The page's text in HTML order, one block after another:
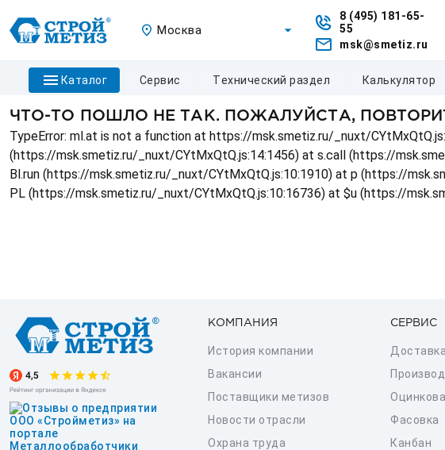
Москва
8 (495) 181-65-
55
msk@smetiz.ru
каталог сервис технический раздел калькулятор
ЧТО-ТО ПОШЛО НЕ ТАК. ПОЖАЛУЙСТА,
TypeError: ml.at is not a function at https://msk.smetiz.ru/_nuxt/
(https://msk.smetiz.ru/_nuxt/CYtMxQtQ.js:14:1456) at s.call (https://
Bl.run (https://msk.smetiz.ru/_nuxt/CYtMxQtQ.js:10:1910) at p (https://
PL (https://msk.smetiz.ru/_nuxt/CYtMxQtQ.js:10:16736) at $u (https://
КОМПАНИЯ
История компании
Вакансии
Поставщики метизов
Новости отрасли
Охрана труда
СЕРВИС
Доставка
Фасовка
Канбан